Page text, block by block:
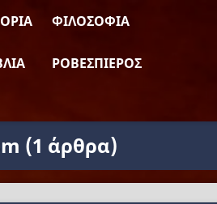
ΦΙΛΟΣΟΦΊΑ
ΡΟΒΕΣΠΙΈΡΟΣ
(1 άρθρα)